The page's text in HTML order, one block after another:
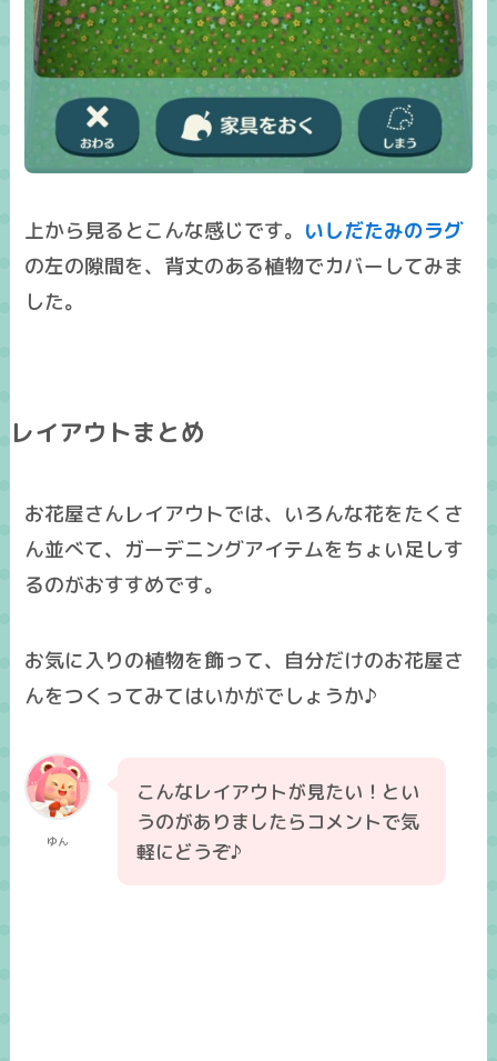
上から見るとこんな感じです。 いしだたみのラグ
の左の隙間を、背丈のある植物でカバーしてみま
した。
レイアウトまとめ
お花屋さんレイアウトでは、いろんな花をたくさ
ん並べて、ガーデニングアイテムをちょい足しす
るのがおすすめです。
お気に入りの植物を飾って、自分だけのお花屋さ
んをつくってみてはいかがでしょうか♪
ゆん
こんなレイアウトが見たい！とい
うのがありましたらコメントで気
軽にどうぞ♪